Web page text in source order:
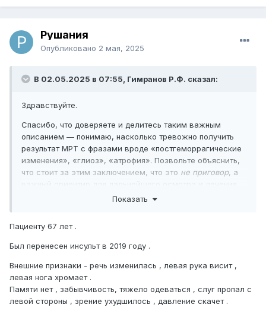
Рушания
Опубликовано 2 мая, 2025
В 02.05.2025 в 07:55, Гимранов Р.Ф. сказал:
Здравствуйте.
Спасибо, что доверяете и делитесь таким важным
описанием — понимаю, насколько тревожно получить
результат МРТ с фразами вроде «постгеморрагические
изменения», «глиоз», «атрофия». Позвольте объяснить,
что стоит за этим заключением, что это не приговор, а
области и скорлупе — это следы перенесенного
поврежденной ткани мозг запускает процесс
восстановления: формируется глиоз, то есть
рубцовая ткань, своего рода «замазка» для
утраченных нейронов. Размер довольно вытянутый
Показать
Пациенту 67 лет .
Был перенесен инсульт в 2019 году .
Внешние признаки - речь изменилась , левая рука висит ,
левая нога хромает .
Памяти нет , забывчивость, тяжело одеваться , слуг пропал с
левой стороны , зрение ухудшилось , давление скачет .